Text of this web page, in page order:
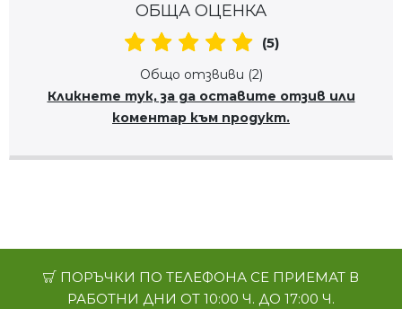
ОБЩА ОЦЕНКА
(5)
Общо отзвиви (2)
Кликнете тук, за да оставите отзив или
коментар към продукт.
ПОРЪЧКИ ПО ТЕЛЕФОНА СЕ ПРИЕМАТ В
РАБОТНИ ДНИ ОТ 10:00 Ч. ДО 17:00 Ч.